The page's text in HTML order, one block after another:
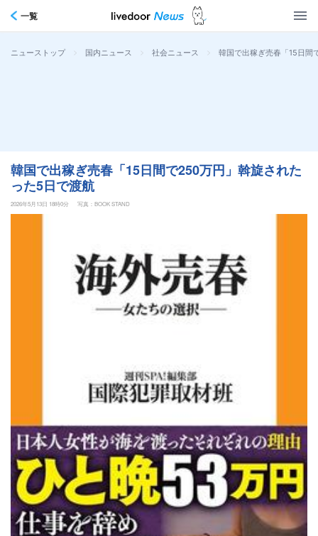
一覧
ニューストップ > 国内ニュース > 社会ニュース > 韓国で出稼ぎ売春「15日間
韓国で出稼ぎ売春「15日間で250万円」斡旋された
った5日で渡航
2026年5月13日 18時0分 写真：BOOK STAND